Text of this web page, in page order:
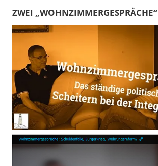
ZWEI „WOHNZIMMERGESPRÄCHE“